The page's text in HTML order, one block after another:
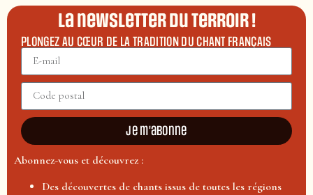
La newsletter du terroir !
PLONGEZ AU CŒUR DE LA TRADITION DU CHANT FRANÇAIS
Je m'abonne
Abonnez-vous et découvrez :
Des découvertes de chants issus de toutes les régions